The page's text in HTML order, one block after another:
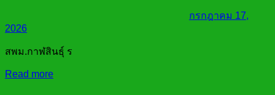
กรกฎาคม 17,
2026
สพม.กาฬสินธุ์ ร
Read more